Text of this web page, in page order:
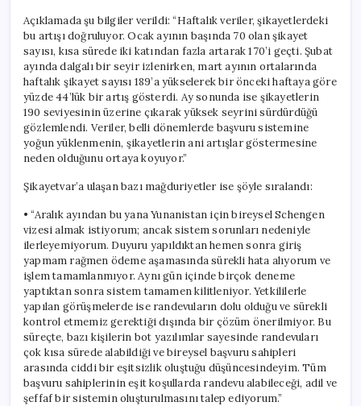
Açıklamada şu bilgiler verildi: “Haftalık veriler, şikayetlerdeki
bu artışı doğruluyor. Ocak ayının başında 70 olan şikayet
sayısı, kısa sürede iki katından fazla artarak 170’i geçti. Şubat
ayında dalgalı bir seyir izlenirken, mart ayının ortalarında
haftalık şikayet sayısı 189’a yükselerek bir önceki haftaya göre
yüzde 44’lük bir artış gösterdi. Ay sonunda ise şikayetlerin
190 seviyesinin üzerine çıkarak yüksek seyrini sürdürdüğü
gözlemlendi. Veriler, belli dönemlerde başvuru sistemine
yoğun yüklenmenin, şikayetlerin ani artışlar göstermesine
neden olduğunu ortaya koyuyor.”
Şikayetvar’a ulaşan bazı mağduriyetler ise şöyle sıralandı:
• “Aralık ayından bu yana Yunanistan için bireysel Schengen
vizesi almak istiyorum; ancak sistem sorunları nedeniyle
ilerleyemiyorum. Duyuru yapıldıktan hemen sonra giriş
yapmam rağmen ödeme aşamasında sürekli hata alıyorum ve
işlem tamamlanmıyor. Aynı gün içinde birçok deneme
yaptıktan sonra sistem tamamen kilitleniyor. Yetkililerle
yapılan görüşmelerde ise randevuların dolu olduğu ve sürekli
kontrol etmemiz gerektiği dışında bir çözüm önerilmiyor. Bu
süreçte, bazı kişilerin bot yazılımlar sayesinde randevuları
çok kısa sürede alabildiği ve bireysel başvuru sahipleri
arasında ciddi bir eşitsizlik oluştuğu düşüncesindeyim. Tüm
başvuru sahiplerinin eşit koşullarda randevu alabileceği, adil ve
şeffaf bir sistemin oluşturulmasını talep ediyorum.”